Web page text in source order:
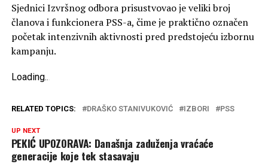
Sjednici Izvršnog odbora prisustvovao je veliki broj
članova i funkcionera PSS-a, čime je praktično označen
početak intenzivnih aktivnosti pred predstojeću izbornu
kampanju.
Loading..
RELATED TOPICS: DRAŠKO STANIVUKOVIĆ IZBORI PSS
UP NEXT
PEKIĆ UPOZORAVA: Današnja zaduženja vraćaće
generacije koje tek stasavaju